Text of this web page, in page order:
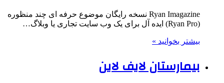
Ryan Imagazine نسخه رایگان موضوع حرفه ای چند منظوره
(Ryan Pro) ایده آل برای یک وب سایت تجاری یا وبلاگ…
بیشتر بخوانید »
بیمارستان لایف لاین